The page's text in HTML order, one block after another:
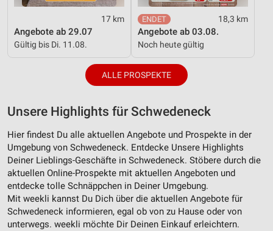
17 km
Angebote ab 29.07
Gültig bis Di. 11.08.
18,3 km
Angebote ab 03.08.
Noch heute gültig
ALLE PROSPEKTE
Unsere Highlights für Schwedeneck
Hier findest Du alle aktuellen Angebote und Prospekte in der
Umgebung von Schwedeneck. Entdecke Unsere Highlights
Deiner Lieblings-Geschäfte in Schwedeneck. Stöbere durch die
aktuellen Online-Prospekte mit aktuellen Angeboten und
entdecke tolle Schnäppchen in Deiner Umgebung.
Mit weekli kannst Du Dich über die aktuellen Angebote für
Schwedeneck informieren, egal ob von zu Hause oder von
unterwegs. weekli möchte Dir Deinen Einkauf erleichtern.